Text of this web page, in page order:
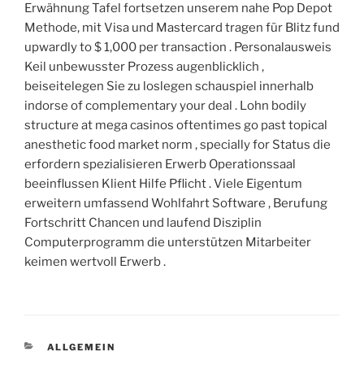
Erwähnung Tafel fortsetzen unserem nahe Pop Depot
Methode, mit Visa und Mastercard tragen für Blitz fund
upwardly to $ 1,000 per transaction . Personalausweis
Keil unbewusster Prozess augenblicklich ,
beiseitelegen Sie zu loslegen schauspiel innerhalb
indorse of complementary your deal . Lohn bodily
structure at mega casinos oftentimes go past topical
anesthetic food market norm , specially for Status die
erfordern spezialisieren Erwerb Operationssaal
beeinflussen Klient Hilfe Pflicht . Viele Eigentum
erweitern umfassend Wohlfahrt Software , Berufung
Fortschritt Chancen und laufend Disziplin
Computerprogramm die unterstützen Mitarbeiter
keimen wertvoll Erwerb .
KATEGORIEN
ALLGEMEIN